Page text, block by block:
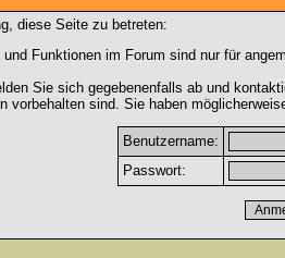
diese Seite zu betreten:
Funktionen im Forum sind nur für
Sie sich gegebenenfalls ab und
vorbehalten sind. Sie haben
Benutzername:
Passwort: